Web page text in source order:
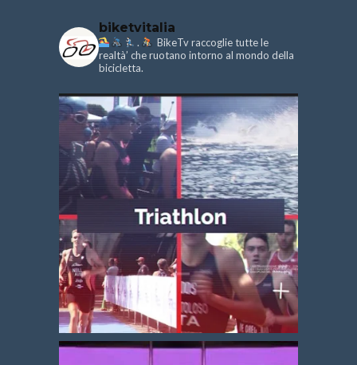
biketvitalia
.
BikeTv raccoglie tutte le
realtà’ che ruotano intorno al mondo della
bicicletta.